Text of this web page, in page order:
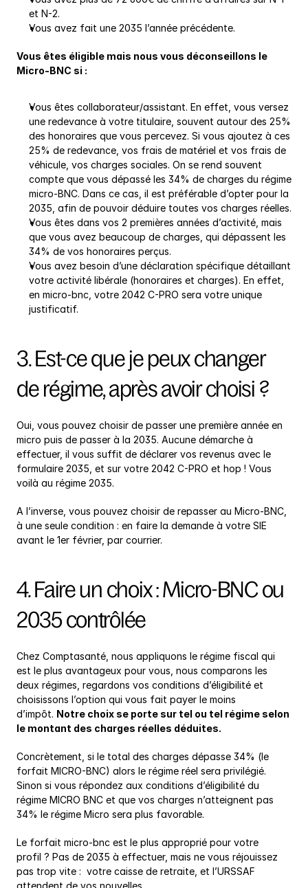
et N-2.
Vous avez fait une 2035 l’année précédente.
Vous êtes éligible mais nous vous déconseillons le
Micro-BNC si :
Vous êtes collaborateur/assistant. En effet, vous versez
une redevance à votre titulaire, souvent autour des 25%
des honoraires que vous percevez. Si vous ajoutez à ces
25% de redevance, vos frais de matériel et vos frais de
véhicule, vos charges sociales. On se rend souvent
compte que vous dépassé les 34% de charges du régime
micro-BNC. Dans ce cas, il est préférable d’opter pour la
2035, afin de pouvoir déduire toutes vos charges réelles.
Vous êtes dans vos 2 premières années d’activité, mais
que vous avez beaucoup de charges, qui dépassent les
34% de vos honoraires perçus.
Vous avez besoin d’une déclaration spécifique détaillant
votre activité libérale (honoraires et charges). En effet,
en micro-bnc, votre 2042 C-PRO sera votre unique
justificatif.
3. Est-ce que je peux changer
de régime, après avoir choisi ?
Oui, vous pouvez choisir de passer une première année en
micro puis de passer à la 2035. Aucune démarche à
effectuer, il vous suffit de déclarer vos revenus avec le
formulaire 2035, et sur votre 2042 C-PRO et hop ! Vous
voilà au régime 2035.
A l’inverse, vous pouvez choisir de repasser au Micro-BNC,
à une seule condition : en faire la demande à votre SIE
avant le 1er février, par courrier.
4. Faire un choix : Micro-BNC ou
2035 contrôlée
Chez Comptasanté, nous appliquons le régime fiscal qui
est le plus avantageux pour vous, nous comparons les
deux régimes, regardons vos conditions d’éligibilité et
choisissons l’option qui vous fait payer le moins
d’impôt. Notre choix se porte sur tel ou tel régime selon
le montant des charges réelles déduites.
Concrètement, si le total des charges dépasse 34% (le
forfait MICRO-BNC) alors le régime réel sera privilégié.
Sinon si vous répondez aux conditions d’éligibilité du
régime MICRO BNC et que vos charges n’atteignent pas
34% le régime Micro sera plus favorable.
Le forfait micro-bnc est le plus approprié pour votre
profil ? Pas de 2035 à effectuer, mais ne vous réjouissez
pas trop vite :  votre caisse de retraite, et l’URSSAF
attendent de vos nouvelles.